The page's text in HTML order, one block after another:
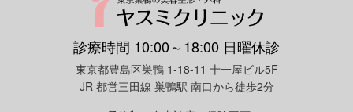
２．全切開と小切開の内部処理
お化粧はいつから可能ですか？
ッチリ目力のある印象的な二重が希望の人に適応があります。
逆に適応がないのは、まぶたを擦ったりすれば簡単に二重ができるよ
うな人、外人の目のような激変を望む人、皮膚のゆるみが多く切り取
りをしないと綺麗にならない人が該当します。
診療時間 10:00～18:00 日曜休診
東京都豊島区巣鴨 1-18-11 十一屋ビル5F
JR 都営三田線 巣鴨駅 南口から徒歩2分